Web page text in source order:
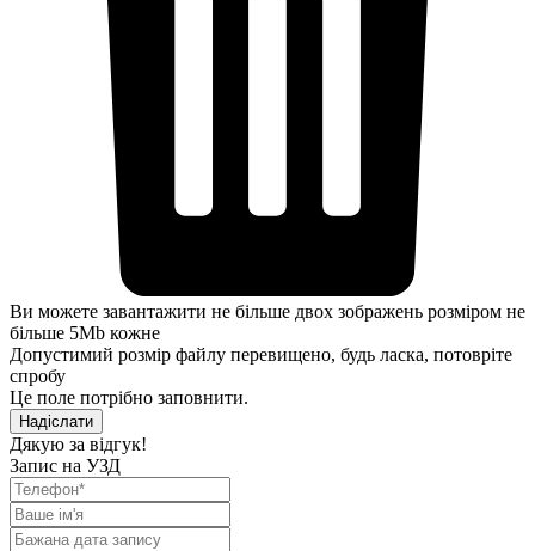
Ви можете завантажити не більше двох зображень розміром не
більше 5Mb кожне
Допустимий розмір файлу перевищено, будь ласка, потовріте
спробу
Це поле потрібно заповнити.
Надіслати
Дякую за відгук!
Запис на УЗД